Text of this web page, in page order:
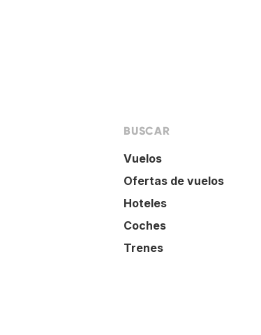
BUSCAR
Vuelos
Ofertas de vuelos
Hoteles
Coches
Trenes